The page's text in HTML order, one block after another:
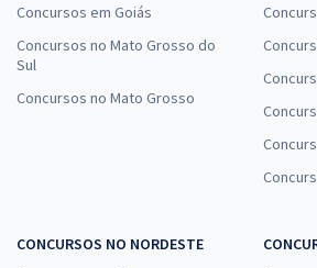
Concursos em Goiás
Concursos no Mato Grosso do
Sul
Concursos no Mato Grosso
CONCURSOS NO NORDESTE